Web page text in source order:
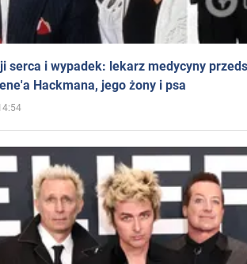
serca i wypadek: lekarz medycyny
Hackmana, jego żony i psa